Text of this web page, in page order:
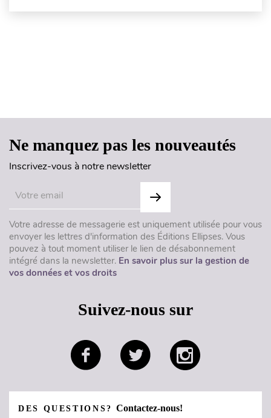
Ne manquez pas les nouveautés
Inscrivez-vous à notre newsletter
Votre adresse de messagerie est uniquement utilisée pour vous
envoyer les lettres d'information des Éditions Ellipses. Vous
pouvez à tout moment utiliser le lien de désabonnement
intégré dans la newsletter. En savoir plus sur la gestion de
vos données et vos droits
Suivez-nous sur
DES QUESTIONS?Contactez-nous!